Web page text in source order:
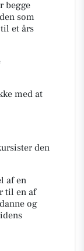
begge
som
et års
med at
den
af en
til en af
og